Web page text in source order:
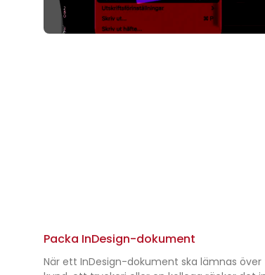
Packa InDesign-dokument
När ett InDesign-dokument ska lämnas över